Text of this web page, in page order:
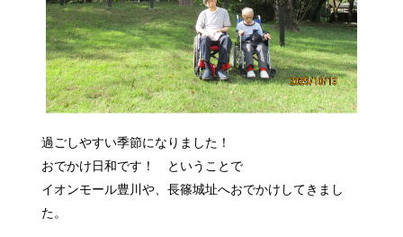
過ごしやすい季節になりました！
おでかけ日和です！ ということで
イオンモール豊川や、長篠城址へおでかけしてきまし
た。